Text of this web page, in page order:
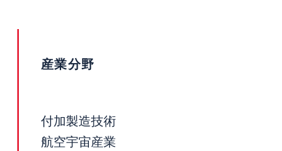
産業分野
付加製造技術
航空宇宙産業